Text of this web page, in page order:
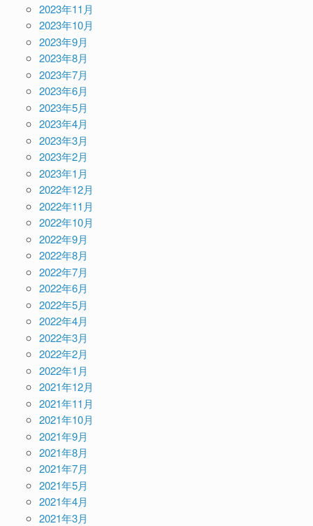
2023年11月
2023年10月
2023年9月
2023年8月
2023年7月
2023年6月
2023年5月
2023年4月
2023年3月
2023年2月
2023年1月
2022年12月
2022年11月
2022年10月
2022年9月
2022年8月
2022年7月
2022年6月
2022年5月
2022年4月
2022年3月
2022年2月
2022年1月
2021年12月
2021年11月
2021年10月
2021年9月
2021年8月
2021年7月
2021年5月
2021年4月
2021年3月